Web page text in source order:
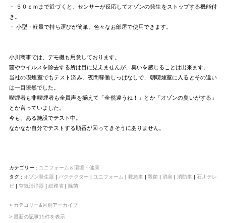
・ ５０ｃｍまで近づくと、センサーが反応してオゾンの発生をストップする機能付
き。
・ 小型・軽量で持ち運びが簡単。色々なお部屋で使用できます。
小川商事では、デモ機も用意しております。
菌やウイルスを除去する所は目に見えませんが、臭いを感じることは出来ます。
当社の喫煙室でもテスト済み。夜間稼働しっぱなしで、朝喫煙室に入るとその違い
は一目瞭然でした。
喫煙者も非喫煙者も全員声を揃えて「全然違うね！」とか「オゾンの臭いがする」
とか言っていました。
今も、ある施設でテスト中。
なかなか自分でテストする順番が回ってきそうにありません。
カテゴリー : ユニフォーム＆環境・健康
タグ : オゾン発生器 | バクテクター | ユニフォーム | 救急車 | 殺菌| 消臭| 消防車 | 石川テレ
ビ| 空気清浄器 | 総務省| 除菌
> カテゴリー&月別アーカイブ
> 最新の記事15件を表示